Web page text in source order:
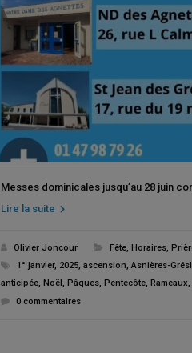
Messes dominicales jusqu’au 28 juin
Lire la suite
Olivier Joncour Fête, Horaires,
1° janvier, 2025, ascension, Asnières-
anticipée, Noël, Pâques, Pentecôte, Rameaux,
0 commentaires